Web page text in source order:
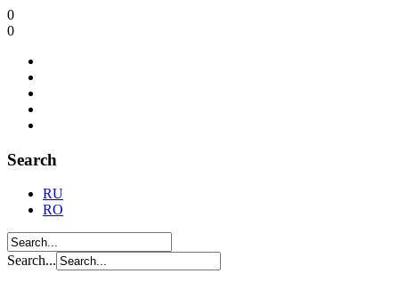
0
0
Search
RU
RO
Search...